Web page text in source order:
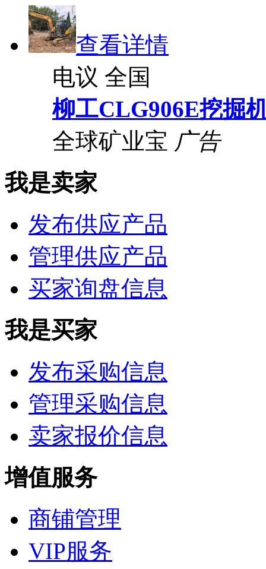
查看详情
电议 全国
柳工CLG906E挖掘
全球矿业宝 广告
我是卖家
发布供应产品
管理供应产品
买家询盘信息
我是买家
发布采购信息
管理采购信息
卖家报价信息
增值服务
商铺管理
VIP服务